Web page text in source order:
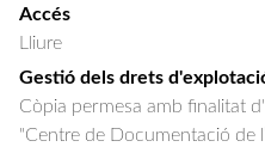
Accés
Lliure
Gestió dels drets
Còpia permesa amb finalitat
"Centre de Documentació de